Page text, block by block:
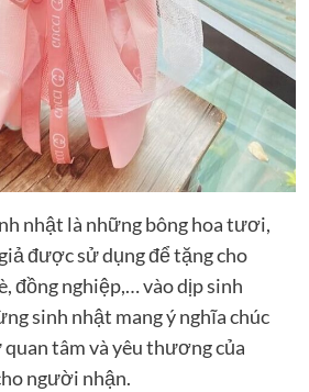
nhật là những bông hoa tươi,
được sử dụng để tặng cho
đồng nghiệp,… vào dịp sinh
sinh nhật mang ý nghĩa chúc
tâm và yêu thương của
người nhận.